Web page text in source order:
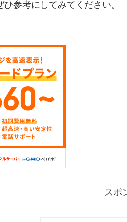
ひ参考にしてみてください。
スポ